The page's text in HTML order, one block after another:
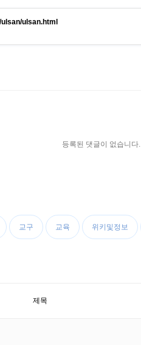
ulsan.html
등록된 댓글이 없습니다.
교구 교육 위키및정보
제목